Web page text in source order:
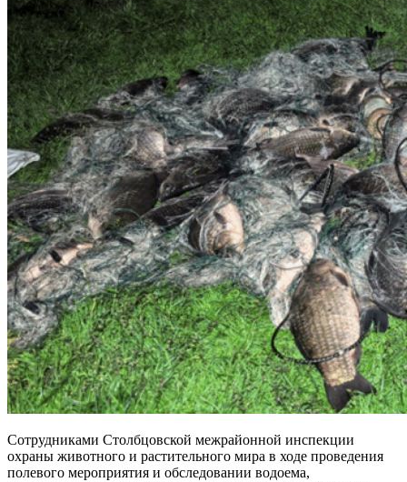
Сотрудниками Столбцовской межрайонной инспекции
охраны животного и растительного мира в ходе проведения
полевого мероприятия и обследовании водоема,